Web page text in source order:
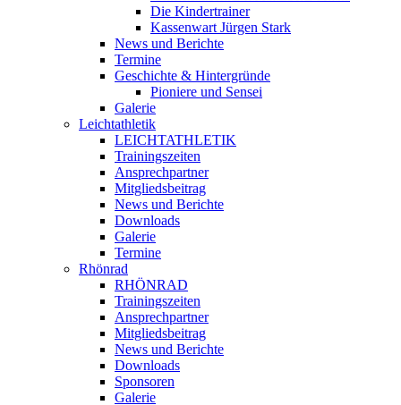
Die Kindertrainer
Kassenwart Jürgen Stark
News und Berichte
Termine
Geschichte & Hintergründe
Pioniere und Sensei
Galerie
Leichtathletik
LEICHTATHLETIK
Trainingszeiten
Ansprechpartner
Mitgliedsbeitrag
News und Berichte
Downloads
Galerie
Termine
Rhönrad
RHÖNRAD
Trainingszeiten
Ansprechpartner
Mitgliedsbeitrag
News und Berichte
Downloads
Sponsoren
Galerie